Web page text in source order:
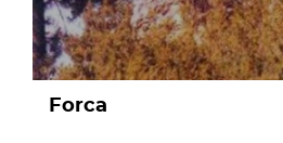
Forca